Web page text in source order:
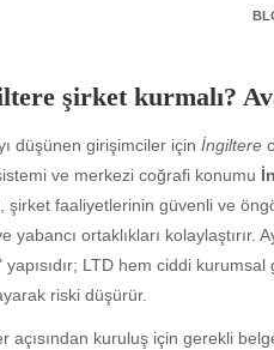
şirketkurmalı?
düşünen girişimciler için İngiltere
ve merkezi coğrafi konumu
şirket faaliyetlerinin güvenli ve
yabancı ortaklıkları
LTD hem ciddi
riski düşürür.
açısından kuruluş için gerekli